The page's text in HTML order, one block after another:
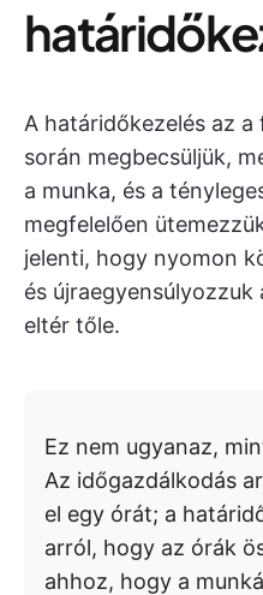
A határidőkezelés az
során megbecsüljük,
a munka, és a
megfelelően
jelenti, hogy nyomon
és
eltér tőle.
Ez nem ugyanaz,
Az időgazdálkodás
el egy órát; a
arról, hogy az órák
ahhoz, hogy a